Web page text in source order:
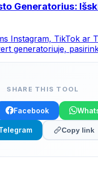
Generatorius:
Instagram, TikTok ar
generatoriuje,
SHARE THIS TOOL
Facebook
Copy link